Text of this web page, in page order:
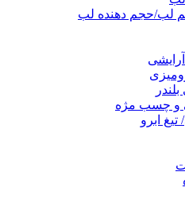
لب/حجم دهنده لب
و چسب مژه
ابرو